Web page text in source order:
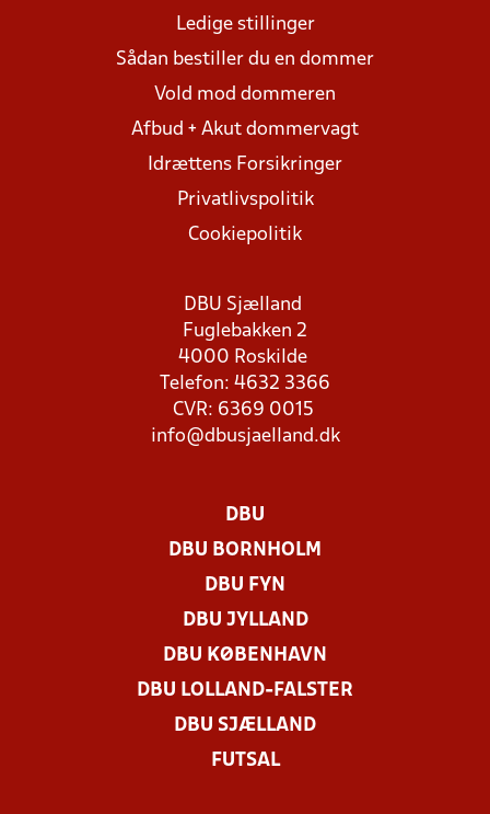
Ledige stillinger
Sådan bestiller du en dommer
Vold mod dommeren
Afbud + Akut dommervagt
Idrættens Forsikringer
Privatlivspolitik
Cookiepolitik
DBU Sjælland
Fuglebakken 2
4000 Roskilde
Telefon: 4632 3366
CVR: 6369 0015
info@dbusjaelland.dk
DBU
DBU BORNHOLM
DBU FYN
DBU JYLLAND
DBU KØBENHAVN
DBU LOLLAND-FALSTER
DBU SJÆLLAND
FUTSAL